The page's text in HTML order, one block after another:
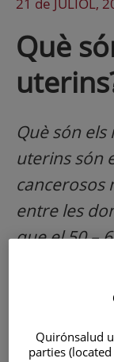
Què
Què són
uterins són
cancerosos
entre les
que el 50 –
Quirónsalud
parties